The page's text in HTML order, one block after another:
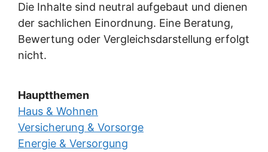
Die Inhalte sind neutral aufgebaut und dienen
der sachlichen Einordnung. Eine Beratung,
Bewertung oder Vergleichsdarstellung erfolgt
nicht.
Hauptthemen
Haus & Wohnen
Versicherung & Vorsorge
Energie & Versorgung